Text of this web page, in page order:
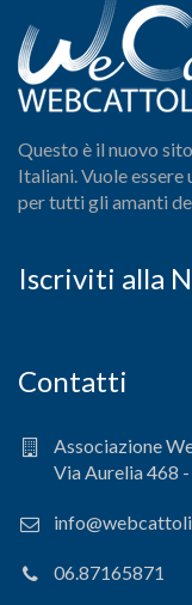
Questo è il nuovo
Italiani. Vuole
per tutti gli amanti
Iscriviti alla
Contatti
Associazione
Via Aurelia 468
06.87165871